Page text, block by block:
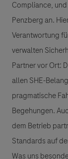
Compliance,
Penzberg an.
Verantwortung
verwalten
Partner vor Ort:
allen SHE-
pragmatische
Begehungen.
dem Betrieb
Standards auf
Was uns